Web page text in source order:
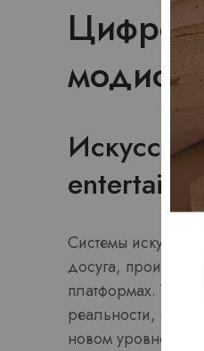
Системы
досуга,
платформах. VR-
реальности,
новом уровне.